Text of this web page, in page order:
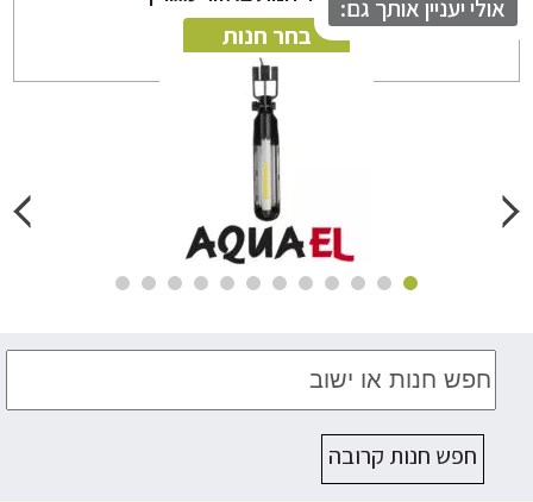
בחר חנות
יעניין אותך גם:
חפש חנות קרובה